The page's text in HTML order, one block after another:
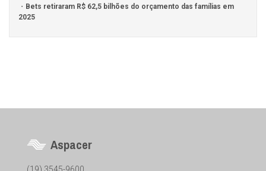
Bets retiraram R$ 62,5 bilhões do orçamento das famílias em
2025
Aspacer